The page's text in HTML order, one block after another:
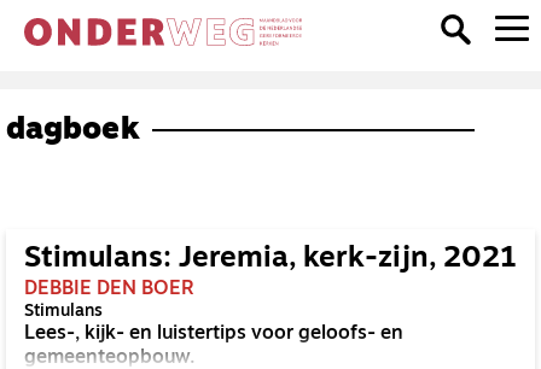
dagboek
Stimulans: Jeremia, kerk-zijn, 2021
DEBBIE DEN BOER
Stimulans
Lees-, kijk- en luistertips voor geloofs- en
gemeenteopbouw.